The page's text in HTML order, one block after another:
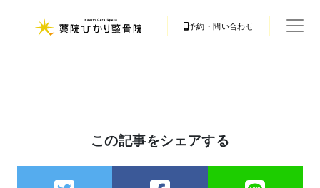
予約・問い合わせ
この記事をシェアする